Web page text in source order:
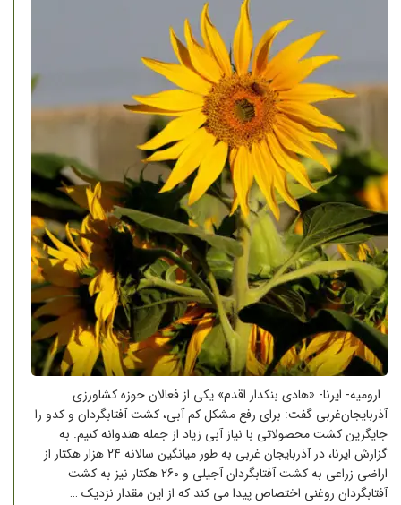
ارومیه- ایرنا- «هادی بنکدار اقدم» یکی از فعالان حوزه کشاورزی
آذربایجان‌غربی گفت: برای رفع مشکل کم آبی، کشت آفتابگردان و کدو را
جایگزین کشت محصولاتی با نیاز آبی زیاد از جمله هندوانه کنیم. به
گزارش ایرنا، در آذربایجان غربی به طور میانگین سالانه 24 هزار هکتار از
اراضی زراعی به کشت آفتابگردان آجیلی و 260 هکتار نیز به کشت
آفتابگردان روغنی اختصاص پیدا می کند که از این مقدار نزدیک …